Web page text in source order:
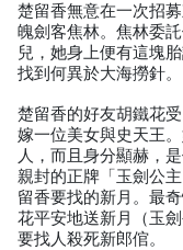
楚留香無意在一次招
魄劍客焦林。焦林委
兒，她身上便有這塊
找到何異於大海撈針。
楚留香的好友胡鐵花
嫁一位美女與史天王
人，而且身分顯赫，
親封的正牌「玉劍公
留香要找的新月。最
花平安地送新月（玉
要找人殺死新郎倌。